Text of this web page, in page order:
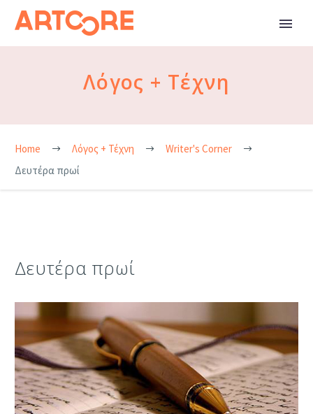
Λόγος + Τέχνη
Home Λόγος + Τέχνη
Writer's Corner
Δευτέρα πρωί
Δευτέρα πρωί